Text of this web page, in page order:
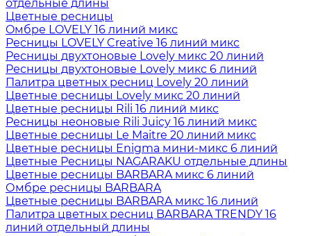
отдельные длины
Цветные ресницы
Oмбре LOVELY 16 линий микс
Ресницы LOVELY Creative 16 линий микс
Ресницы двухтоновые Lovely микс 20 линий
Ресницы двухтоновые Lovely микс 6 линий
Палитра цветных ресниц Lovely 20 линий
Цветные ресницы Lovely микс 20 линий
Цветные ресницы Rili 16 линий микс
Ресницы неоновые Rili Juicy 16 линий микс
Цветные ресницы Le Maitre 20 линий микс
Цветные ресницы Enigma мини-микс 6 линий
Цветные Ресницы NAGARAKU отдельные длины
Цветные ресницы BARBARA микс 6 линий
Омбре ресницы BARBARA
Цветные ресницы BARBARA микс 16 линий
Палитра цветных ресниц BARBARA TRENDY 16
линий отдельный длины